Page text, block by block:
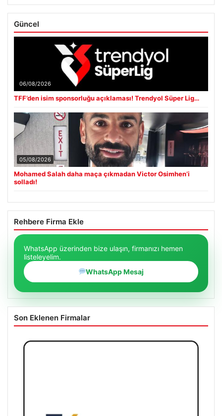
Güncel
06/08/2026
TFF’den isim sponsorluğu açıklaması! Trendyol Süper Lig…
05/08/2026
Mohamed Salah daha maça çıkmadan Victor Osimhen’i
solladı!
Rehbere Firma Ekle
WhatsApp üzerinden bize ulaşın, firmanızı hemen
listeleyelim.
WhatsApp Mesaj
Son Eklenen Firmalar